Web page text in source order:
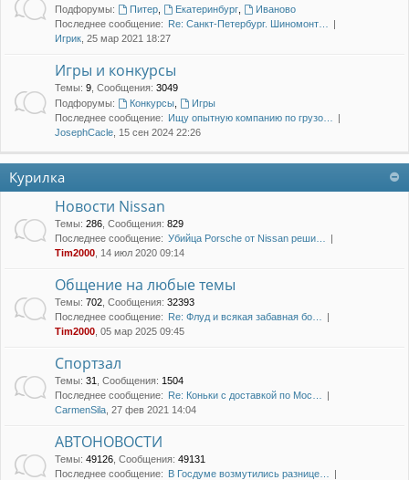
Подфорумы:
Питер, Екатеринбург,
Иваново
Последнее сообщение: Re: Санкт-Петербург. Шиномонт…
Игрик , 25 мар 2021 18:27
Игры и конкурсы
Темы: 9 Сообщения: 3049
Подфорумы:
Конкурсы,
Игры
Последнее сообщение: Ищу опытную компанию по грузо…
JosephCacle , 15 сен 2024 22:26
Курилка
Новости Nissan
Темы: 286 Сообщения: 829
Последнее сообщение: Убийца Porsche от Nissan реши…
Tim2000 , 14 июл 2020 09:14
Общение на любые темы
Темы: 702 Сообщения: 32393
Последнее сообщение: Re: Флуд и всякая забавная бо…
Tim2000 , 05 мар 2025 09:45
Спортзал
Темы: 31 Сообщения: 1504
Последнее сообщение: Re: Коньки с доставкой по Мос…
CarmenSila , 27 фев 2021 14:04
АВТОНОВОСТИ
Темы: 49126 Сообщения: 49131
Последнее сообщение: В Госдуме возмутились разнице…